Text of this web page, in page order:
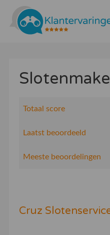
Tarieven
Inloggen
Totaal score
Laatst beoordeeld
Meeste beoordelingen
Cruz